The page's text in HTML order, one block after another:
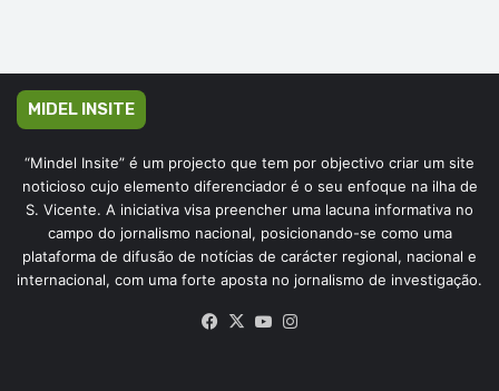
MIDEL INSITE
“Mindel Insite” é um projecto que tem por objectivo criar um site
noticioso cujo elemento diferenciador é o seu enfoque na ilha de
S. Vicente. A iniciativa visa preencher uma lacuna informativa no
campo do jornalismo nacional, posicionando-se como uma
plataforma de difusão de notícias de carácter regional, nacional e
internacional, com uma forte aposta no jornalismo de investigação.
Facebook
X YouTube